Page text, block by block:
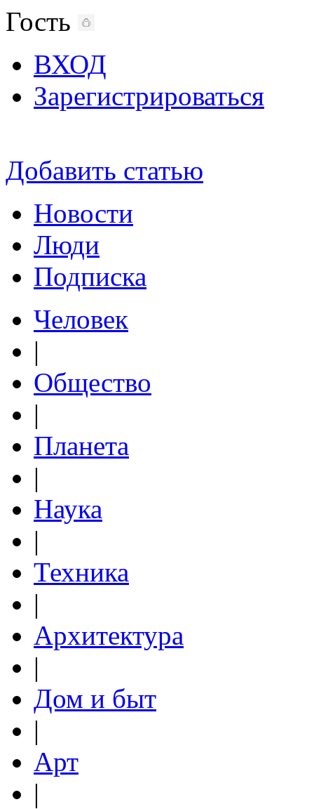
Гость
ВХОД
Зарегистрироваться
Добавить статью
Новости
Люди
Подписка
Человек
|
Общество
|
Планета
|
Наука
|
Техника
|
Архитектура
|
Дом и быт
|
Арт
|